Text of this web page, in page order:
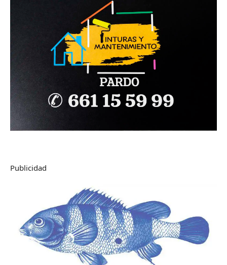
Publicidad